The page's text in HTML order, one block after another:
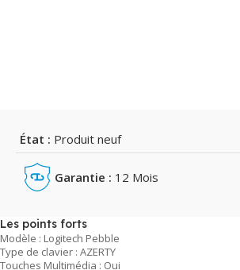
État : Produit neuf
Garantie : 12 Mois
Les points forts
Modèle : Logitech Pebble
Type de clavier : AZERTY
Touches Multimédia : Oui